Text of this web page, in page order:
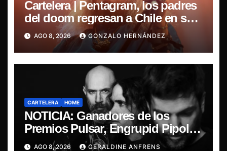
Cartelera | Pentagram, los padres
del doom regresan a Chile en su
última misa
AGO 8, 2026 GONZALO HERNÁNDEZ
CARTELERA HOME
NOTICIA: Ganadores de los
Premios Pulsar, Engrupid Pipol
presentan show exclusivo.
AGO 8, 2026 GERALDINE ANFRENS